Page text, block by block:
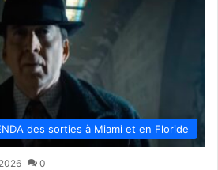
des sorties à Miami et en Floride
0